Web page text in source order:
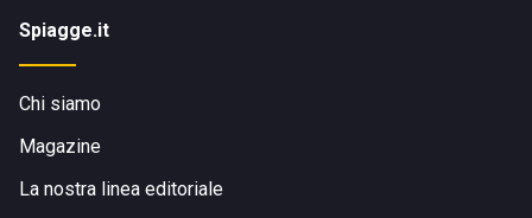
Spiagge.it
Chi siamo
Magazine
La nostra linea editoriale